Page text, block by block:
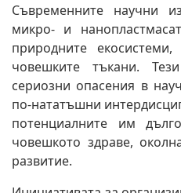
Съвременните научни
микро- и
природните
човешките тъкани.
сериозни опасения в
по-нататъшни
потенциалните им
човешкото здраве,
развитие.